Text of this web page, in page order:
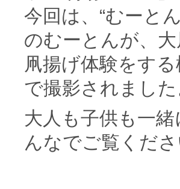
今回は、“むーと
のむーとんが、
凧揚げ体験をす
で撮影されました
大人も子供も一
んなでご覧くださ